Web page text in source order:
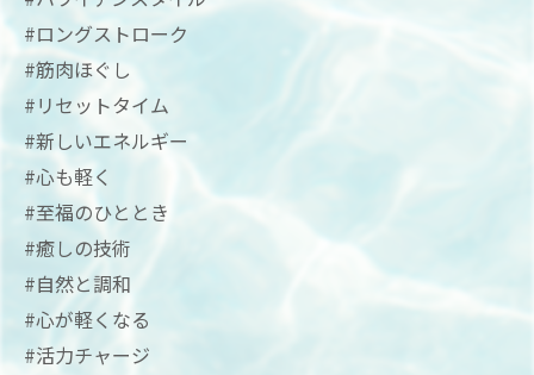
#ロングストローク
#筋肉ほぐし
#リセットタイム
#新しいエネルギー
#心も軽く
#至福のひととき
#癒しの技術
#自然と調和
#心が軽くなる
#活力チャージ